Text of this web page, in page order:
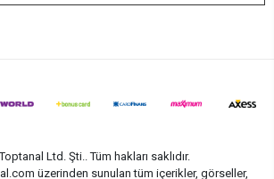
Ltd. Şti.. Tüm hakları saklıdır.
üzerinden sunulan tüm içerikler, görseller,